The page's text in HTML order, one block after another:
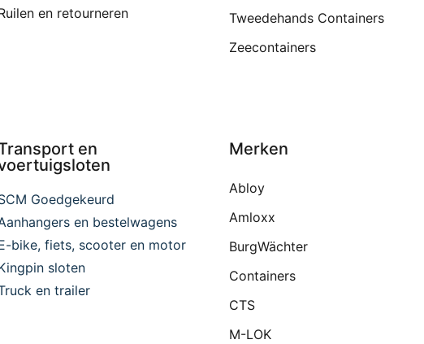
en retourneren
Tweedehands Containers
Zeecontainers
en
Goedgekeurd
en bestelwagens
bike, fiets, scooter en motor
sloten
en trailer
Merken
Abloy
Amloxx
BurgWächter
Containers
CTS
M-LOK